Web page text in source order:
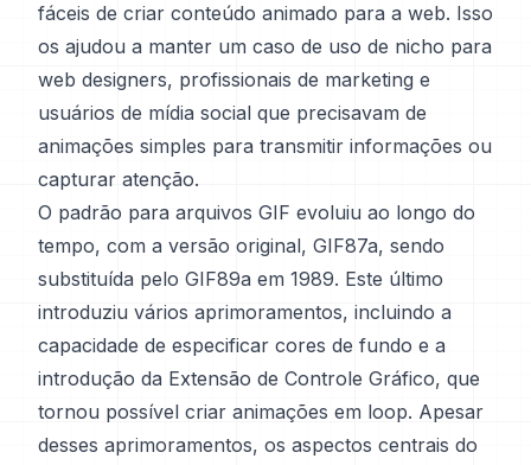
fáceis de criar conteúdo animado para a web. Isso
os ajudou a manter um caso de uso de nicho para
web designers, profissionais de marketing e
usuários de mídia social que precisavam de
animações simples para transmitir informações ou
capturar atenção.
O padrão para arquivos GIF evoluiu ao longo do
tempo, com a versão original, GIF87a, sendo
substituída pelo GIF89a em 1989. Este último
introduziu vários aprimoramentos, incluindo a
capacidade de especificar cores de fundo e a
introdução da Extensão de Controle Gráfico, que
tornou possível criar animações em loop. Apesar
desses aprimoramentos, os aspectos centrais do